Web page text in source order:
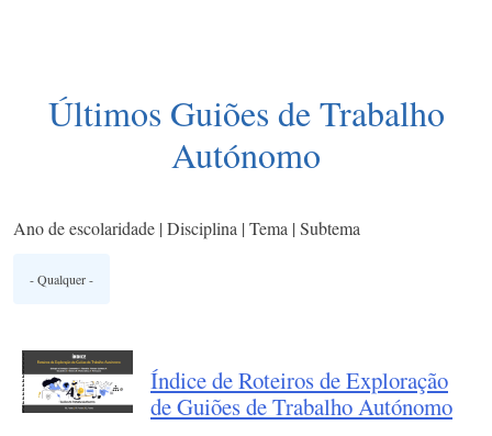
Últimos Guiões de Trabalho
Autónomo
Ano de escolaridade | Disciplina | Tema | Subtema
Índice de Roteiros de Exploração
de Guiões de Trabalho Autónomo